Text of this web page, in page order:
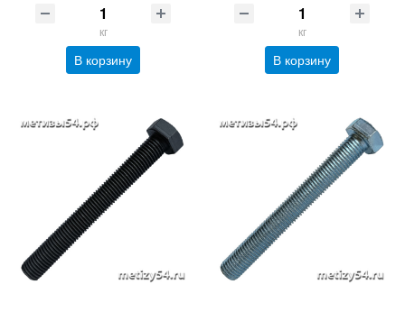
кг
В корзину
кг
В корзину